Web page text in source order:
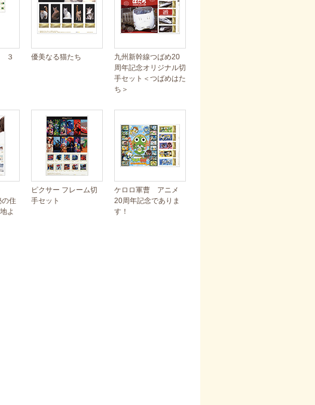
３
優美なる猫たち
九州新幹線つばめ20
周年記念オリジナル切
手セット＜つばめはた
ち＞
の住
よ
ピクサー フレーム切
手セット
ケロロ軍曹 アニメ
20周年記念でありま
す！